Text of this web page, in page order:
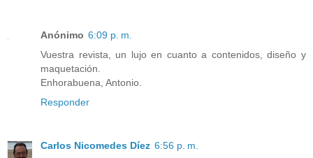
Anónimo 6:09 p. m.
Vuestra revista, un lujo en cuanto a contenidos, diseño y
maquetación.
Enhorabuena, Antonio.
Responder
Carlos Nicomedes Díez 6:56 p. m.